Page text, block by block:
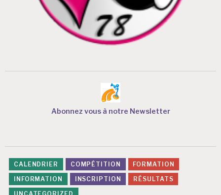
Abonnez vous à notre Newsletter
CALENDRIER COMPÉTITION
FORMATION
INFORMATION
INSCRIPTION
RÉSULTATS